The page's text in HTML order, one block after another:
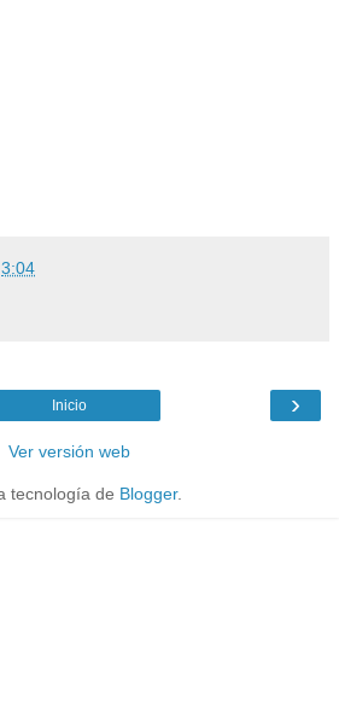
3:04
›
Inicio
Ver versión web
tecnología de Blogger.